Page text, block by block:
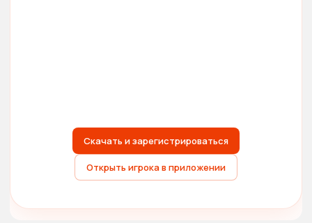
Скачать и зарегистрироваться
Открыть игрока в приложении